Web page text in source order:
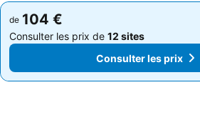
de 104 €
Consulter les prix de 12 sites
Consulter les prix
de 104 €
Consulter les prix de 12 sites
Consulter les prix